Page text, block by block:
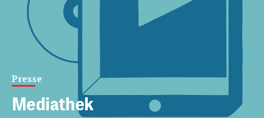
Presse
Mediathek